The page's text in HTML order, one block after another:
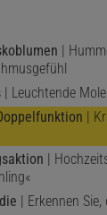
|
| Leuchtende
|
|
| Erkennen